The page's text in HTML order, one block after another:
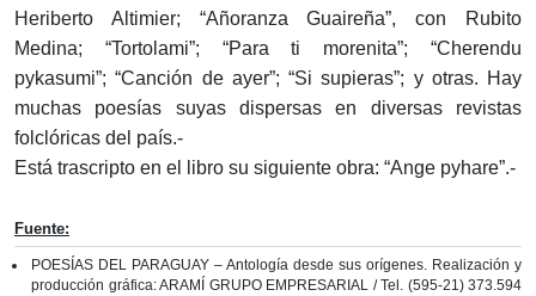
Heriberto Altimier; “Añoranza Guaireña”, con Rubito
Medina; “Tortolami”; “Para ti morenita”; “Cherendu
pykasumi”; “Canción de ayer”; “Si supieras”; y otras. Hay
muchas poesías suyas dispersas en diversas revistas
folclóricas del país.-
Está trascripto en el libro su siguiente obra: “Ange pyhare”.-
Fuente:
POESÍAS DEL PARAGUAY – Antología desde sus orígenes. Realización y
producción gráfica: ARAMÍ GRUPO EMPRESARIAL / Tel. (595-21) 373.594